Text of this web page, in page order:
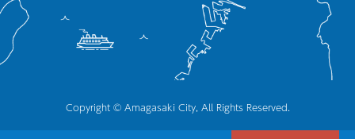
Copyright © Amagasaki City, All Rights Reserved.